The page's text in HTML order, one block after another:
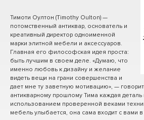
Тимоти Оултон (Timothy Oulton) —
потомственный антиквар, основатель и
креативный директор одноименной
марки элитной мебели и аксессуаров.
Главная его философская идея проста:
быть лучшим в своем деле. «Думаю, что
именно любовь к дизайну и желание
видеть вещи на грани совершенства и
дает мне ту заветную мотивацию», —
антикварному прошлому Тима каждая
использованием проверенной веками
мебель улыбается, она сама входит с вами в